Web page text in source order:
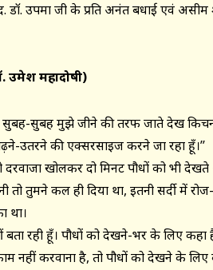
उपमा जी के प्रति अनंत बधाई एवं असीम
उमेश महादोषी)
सुबह-सुबह मुझे जीने की तरफ जाते देख
चढ़ने-उतरने की एक्सरसाइज करने जा रहा हूँ।’’
दरवाजा खोलकर दो मिनट पौधों को भी देखते
तो तुमने कल ही दिया था, इतनी सर्दी में
था।
बता रही हूँ। पौधों को देखने-भर के लिए कहा
नहीं करवाना है, तो पौधों को देखने के